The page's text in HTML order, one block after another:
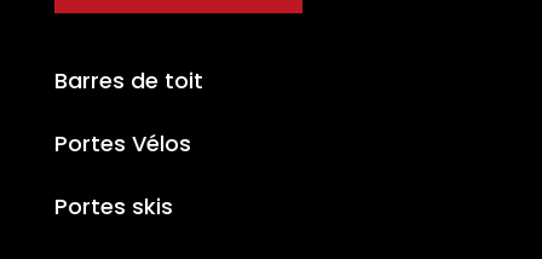
Barres de toit
Portes Vélos
Portes skis